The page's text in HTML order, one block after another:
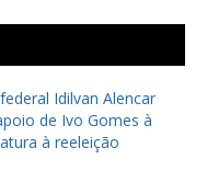
Idilvan Alencar
de Ivo Gomes à
à reeleição